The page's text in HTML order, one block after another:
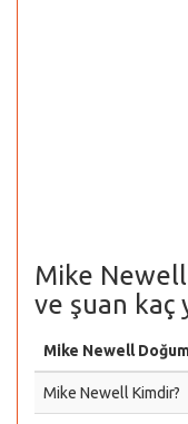
Mike
ve şuan kaç
Mike Newell
Mike Newell Kimdir?